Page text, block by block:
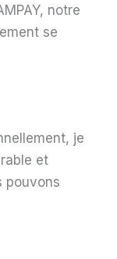
notre
se
je
et
pouvons